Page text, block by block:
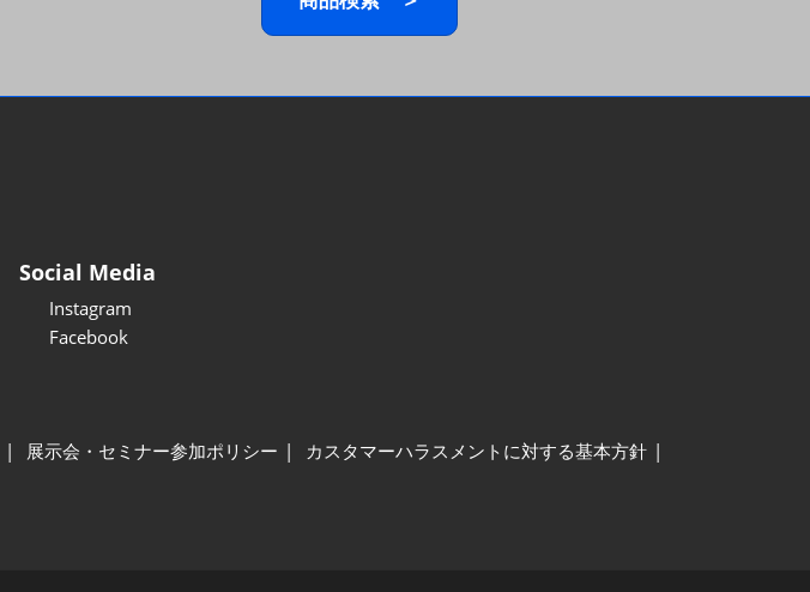
Social Media
Instagram
Facebook
展示会・セミナー参加ポリシー
カスタマーハラスメントに対する基本方針